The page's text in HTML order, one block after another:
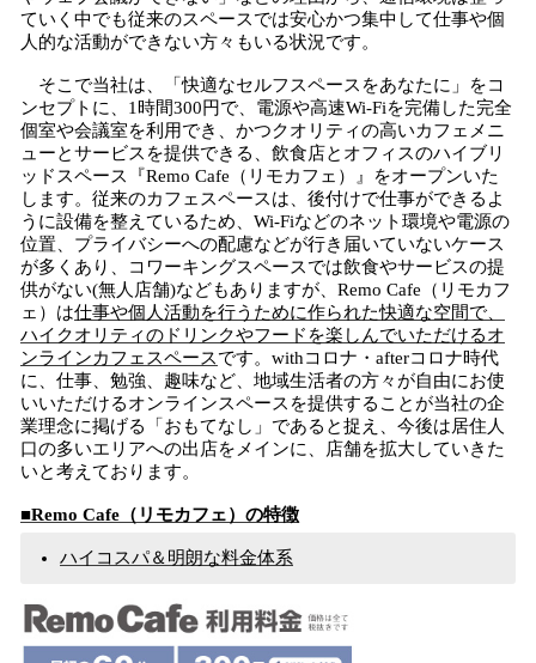
ていく中でも従来のスペースでは安心かつ集中して仕事や個
人的な活動ができない方々もいる状況です。
そこで当社は、「快適なセルフスペースをあなたに」をコ
ンセプトに、1時間300円で、電源や高速Wi-Fiを完備した完全
個室や会議室を利用でき、かつクオリティの高いカフェメニ
ューとサービスを提供できる、飲食店とオフィスのハイブリ
ッドスペース『Remo Cafe（リモカフェ）』をオープンいた
します。従来のカフェスペースは、後付けで仕事ができるよ
うに設備を整えているため、Wi-Fiなどのネット環境や電源の
位置、プライバシーへの配慮などが行き届いていないケース
が多くあり、コワーキングスペースでは飲食やサービスの提
供がない(無人店舗)などもありますが、Remo Cafe（リモカフ
ェ）は仕事や個人活動を行うために作られた快適な空間で、
ハイクオリティのドリンクやフードを楽しんでいただけるオ
ンラインカフェスペースです。withコロナ・afterコロナ時代
に、仕事、勉強、趣味など、地域生活者の方々が自由にお使
いいただけるオンラインスペースを提供することが当社の企
業理念に掲げる「おもてなし」であると捉え、今後は居住人
口の多いエリアへの出店をメインに、店舗を拡大していきた
いと考えております。
■Remo Cafe（リモカフェ） の特徴
ハイコスパ＆明朗な料金体系